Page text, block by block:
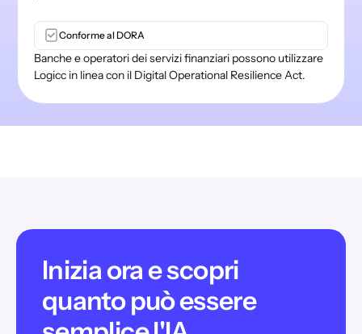
Conforme al DORA
Banche e operatori dei servizi finanziari possono utilizzare
Logicc in linea con il Digital Operational Resilience Act.
Inizia ora e scopri
quanto può essere